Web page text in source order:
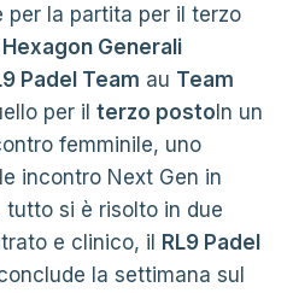
per la partita per il terzo
Generali
Padel Team au Team
per il terzo postoIn un
femminile, uno
incontro Next Gen in
si è risolto in due
e clinico, il RL9 Padel
la settimana sul